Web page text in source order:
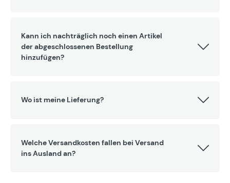
Kann ich nachträglich noch einen Artikel
der abgeschlossenen Bestellung
hinzufügen?
Wo ist meine Lieferung?
Welche Versandkosten fallen bei Versand
ins Ausland an?